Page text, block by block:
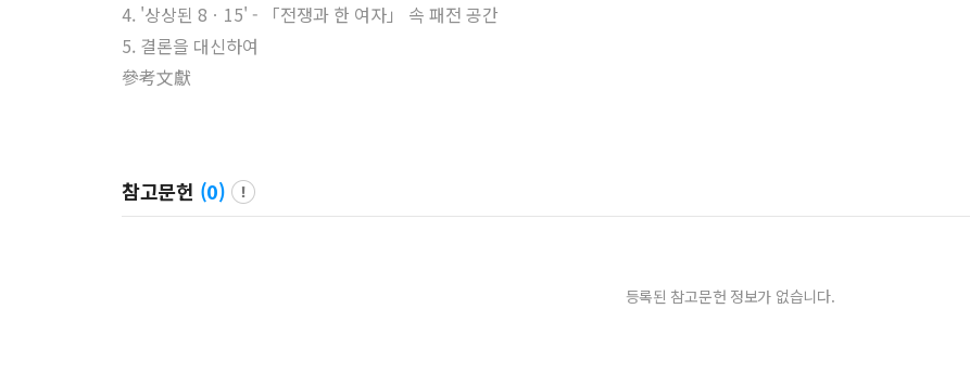
4. '상상된 8ㆍ15' - 「전쟁과 한 여자」 속 패전 공간
5. 결론을 대신하여
參考文獻
참고문헌 (0)
등록된 참고문헌 정보가 없습니다.